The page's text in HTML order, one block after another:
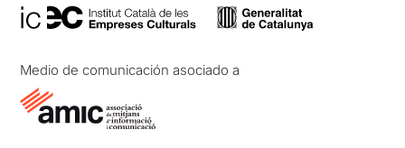
Medio de comunicación asociado a